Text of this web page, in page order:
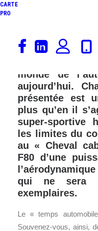
CARTE
PRO
Alors que le
plein, à
monde de
aujourd’hui.
présentée est
plus qu’en il
super-sportive
les limites du
au « Cheval
F80 d’une
qui ne sera
exemplaires.
Le « temps
Souvenez-vous, ainsi,